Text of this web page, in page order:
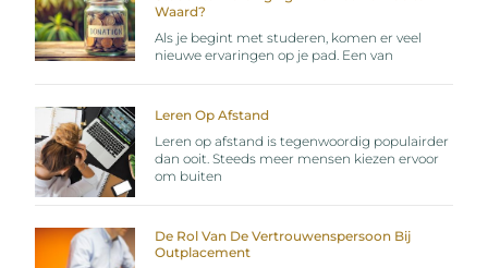
Waard?
Als je begint met studeren, komen er veel
nieuwe ervaringen op je pad. Een van
Leren Op Afstand
Leren op afstand is tegenwoordig populairder
dan ooit. Steeds meer mensen kiezen ervoor
om buiten
De Rol Van De Vertrouwenspersoon Bij
Outplacement